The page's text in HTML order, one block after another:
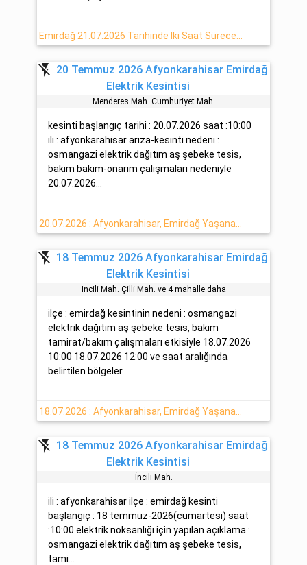
flash_off 20 Temmuz 2026 Afyonkarahisar Emirdağ
Elektrik Kesintisi
Menderes Mah. Cumhuri̇yet Mah.
kesinti başlangıç tarihi : 20.07.2026 saat :10:00
ili : afyonkarahisar arıza-kesinti nedeni :
osmangazi elektrik dağıtım aş şebeke tesis,
bakım bakım-onarım çalışmaları nedeniyle
20.07.2026...
flash_off 18 Temmuz 2026 Afyonkarahisar Emirdağ
Elektrik Kesintisi
İnci̇li̇ Mah. Çi̇lli̇ Mah. ve 4 mahalle daha
ilçe : emirdağ kesintinin nedeni : osmangazi
elektrik dağıtım aş şebeke tesis, bakım
tamirat/bakım çalışmaları etkisiyle 18.07.2026
10:00 18.07.2026 12:00 ve saat aralığında
belirtilen bölgeler...
flash_off 18 Temmuz 2026 Afyonkarahisar Emirdağ
Elektrik Kesintisi
İnci̇li̇ Mah.
ili : afyonkarahisar ilçe : emirdağ kesinti
başlangıç : 18 temmuz-2026(cumartesi) saat
:10:00 elektrik noksanlığı için yapılan açıklama :
osmangazi elektrik dağıtım aş şebeke tesis,
tami...